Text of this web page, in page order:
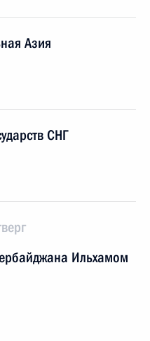
Азия
СНГ
Ильхамом